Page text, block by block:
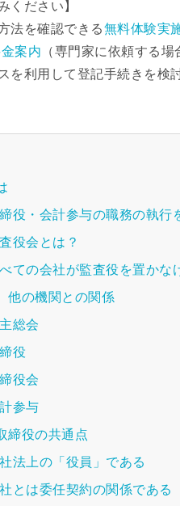
ください】
法を確認できる無料体験実
案内 （専門家に依頼する場
を利用して登記手続きを検
役・会計参与の職務の執行
役会とは？
ての会社が監査役を置かな
他の機関との関係
総会
役
役会
参与
締役の共通点
法上の「役員」である
とは委任契約の関係である